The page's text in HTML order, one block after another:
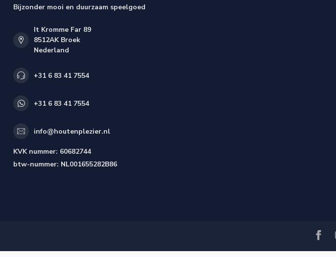
Bijzonder mooi en duurzaam speelgoed
It Kromme Far 89
8512AK Broek
Nederland
+31 6 83 41 7554
+31 6 83 41 7554
info@houtenplezier.nl
KVK nummer: 60682744
btw-nummer: NL001655282B86